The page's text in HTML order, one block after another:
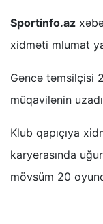
Sportinfo.az
xidməti mlumat
Gəncə təmsilçisi
müqavilənin
Klub qapıçıya
karyerasında
mövsüm 20